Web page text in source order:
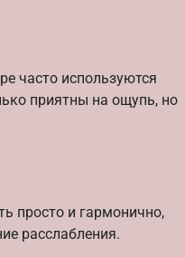
часто используются
приятны на ощупь, но
просто и гармонично,
расслабления.